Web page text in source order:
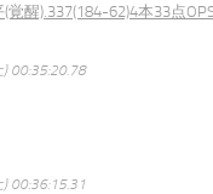
覚醒).337(184-62)4本33点
00:35:20.78
00:36:15.31